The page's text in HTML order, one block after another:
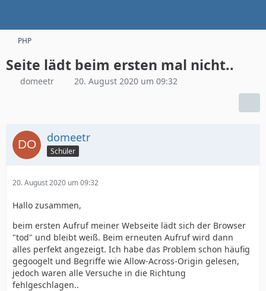
PHP
Seite lädt beim ersten mal nicht..
domeetr 20. August 2020 um 09:32
domeetr
Schüler
20. August 2020 um 09:32
Hallo zusammen,
beim ersten Aufruf meiner Webseite lädt sich der Browser
"tod" und bleibt weiß. Beim erneuten Aufruf wird dann
alles perfekt angezeigt. Ich habe das Problem schon häufig
gegoogelt und Begriffe wie Allow-Across-Origin gelesen,
jedoch waren alle Versuche in die Richtung
fehlgeschlagen..